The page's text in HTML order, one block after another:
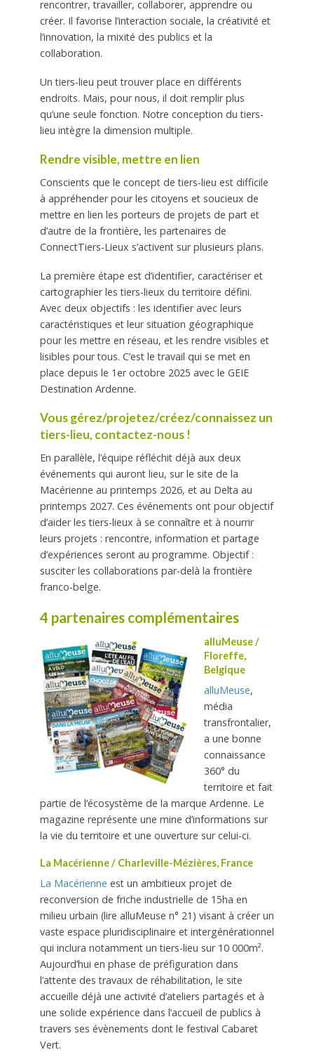
rencontrer, travailler, collaborer, apprendre ou
créer. Il favorise l’interaction sociale, la créativité et
l’innovation, la mixité des publics et la
collaboration.
Un tiers-lieu peut trouver place en différents
endroits. Mais, pour nous, il doit remplir plus
qu’une seule fonction. Notre conception du tiers-
lieu intègre la dimension multiple.
Rendre visible, mettre en lien
Conscients que le concept de tiers-lieu est difficile
à appréhender pour les citoyens et soucieux de
mettre en lien les porteurs de projets de part et
d’autre de la frontière, les partenaires de
ConnectTiers-Lieux s’activent sur plusieurs plans.
La première étape est d’identifier, caractériser et
cartographier les tiers-lieux du territoire défini.
Avec deux objectifs : les identifier avec leurs
caractéristiques et leur situation géographique
pour les mettre en réseau, et les rendre visibles et
lisibles pour tous. C’est le travail qui se met en
place depuis le 1eroctobre 2025 avec le GEIE
Destination Ardenne.
Vous gérez/projetez/créez/connaissez un
tiers-lieu, contactez-nous !
En parallèle, l’équipe réfléchit déjà aux deux
événements qui auront lieu, sur le site de la
Macérienne au printemps 2026, et au Delta au
printemps 2027. Ces événements ont pour objectif
d’aider les tiers-lieux à se connaître et à nourrir
leurs projets : rencontre, information et partage
d’expériences seront au programme. Objectif :
susciter les collaborations par-delà la frontière
franco-belge.
4 partenaires complémentaires
alluMeuse /
Floreffe,
Belgique
alluMeuse,
média
transfrontalier,
a une bonne
connaissance
360° du
territoire et fait
partie de l’écosystème de la marque Ardenne. Le
magazine représente une mine d’informations sur
la vie du territoire et une ouverture sur celui-ci.
La Macérienne / Charleville-Mézières, France
La Macérienne est un ambitieux projet de
reconversion de friche industrielle de 15ha en
milieu urbain (lire alluMeuse n° 21) visant à créer un
vaste espace pluridisciplinaire et intergénérationnel
qui inclura notamment un tiers-lieu sur 10 000m².
Aujourd’hui en phase de préfiguration dans
l’attente des travaux de réhabilitation, le site
accueille déjà une activité d’ateliers partagés et à
une solide expérience dans l’accueil de publics à
travers ses évènements dont le festival Cabaret
Vert.